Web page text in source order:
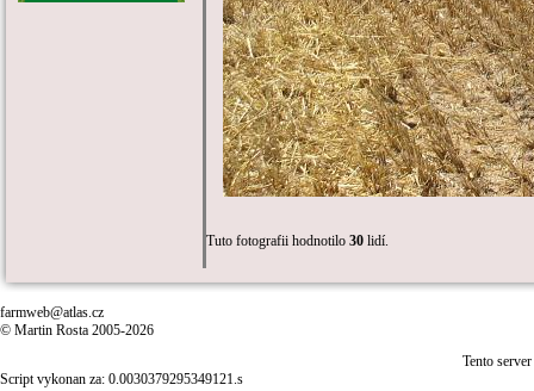
Tuto fotografii hodnotilo 30 lidí.
farmweb@atlas.cz
© Martin Rosta 2005-2026
Tento
Script vykonan za: 0.0030379295349121.s